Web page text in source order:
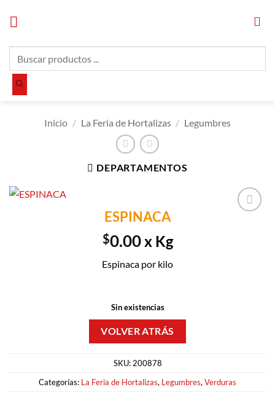
productos
Inicio / La Feria de Hortalizas / Legumbres
DEPARTAMENTOS
ESPINACA
$0.00x Kg
Espinaca por kilo
Sin existencias
SKU: 200878
Categorías: La Feria de Hortalizas, Legumbres, Verduras